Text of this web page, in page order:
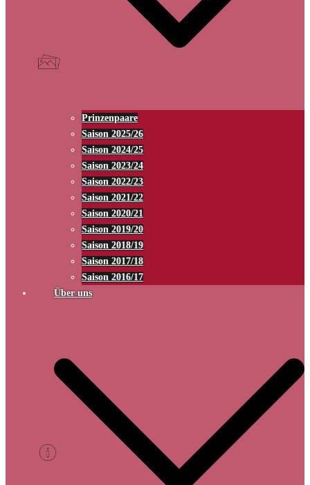
Prinzenpaare
Saison 2025/26
Saison 2024/25
Saison 2023/24
Saison 2022/23
Saison 2021/22
Saison 2020/21
Saison 2019/20
Saison 2018/19
Saison 2017/18
Saison 2016/17
Über uns